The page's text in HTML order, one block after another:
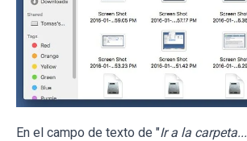
En el campo de texto de "Ir a la carpeta...